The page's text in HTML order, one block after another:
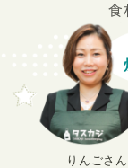
りんごさん
食